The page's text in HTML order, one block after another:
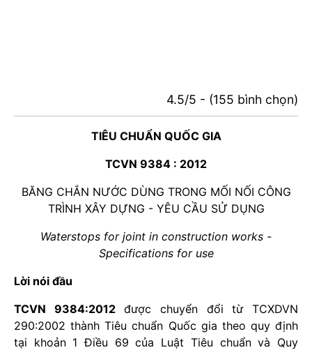
4.5/5 - (155 bình chọn)
TIÊU CHUẨN QUỐC GIA
TCVN 9384 : 2012
BĂNG CHẮN NƯỚC DÙNG TRONG MỐI NỐI CÔNG
TRÌNH XÂY DỰNG - YÊU CẦU SỬ DỤNG
Waterstops for joint in construction works -
Specifications for use
Lời nói đầu
TCVN 9384:2012được chuyển đổi từ TCXDVN
290:2002 thành Tiêu chuẩn Quốc gia theo quy định
tại khoản 1 Điều 69 của Luật Tiêu chuẩn và Quy